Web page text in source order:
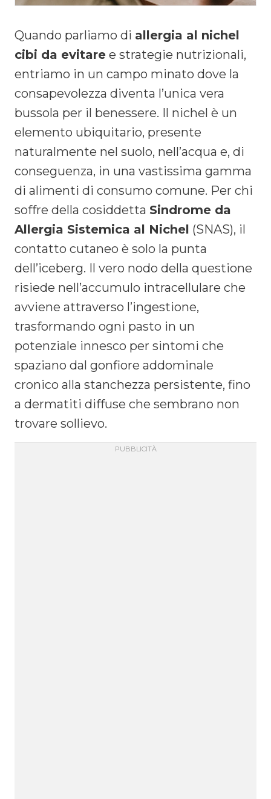
Quando parliamo di allergia al nichel
cibi da evitare e strategie nutrizionali,
entriamo in un campo minato dove la
consapevolezza diventa l’unica vera
bussola per il benessere. Il nichel è un
elemento ubiquitario, presente
naturalmente nel suolo, nell’acqua e, di
conseguenza, in una vastissima gamma
di alimenti di consumo comune. Per chi
soffre della cosiddetta Sindrome da
Allergia Sistemica al Nichel (SNAS), il
contatto cutaneo è solo la punta
dell’iceberg. Il vero nodo della questione
risiede nell’accumulo intracellulare che
avviene attraverso l’ingestione,
trasformando ogni pasto in un
potenziale innesco per sintomi che
spaziano dal gonfiore addominale
cronico alla stanchezza persistente, fino
a dermatiti diffuse che sembrano non
trovare sollievo.